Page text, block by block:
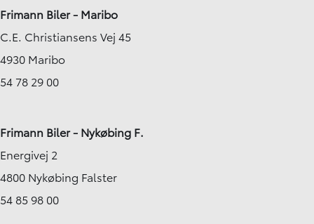
Frimann Biler - Maribo
C.E. Christiansens Vej 45
4930 Maribo
54 78 29 00
Frimann Biler - Nykøbing F.
Energivej 2
4800 Nykøbing Falster
54 85 98 00